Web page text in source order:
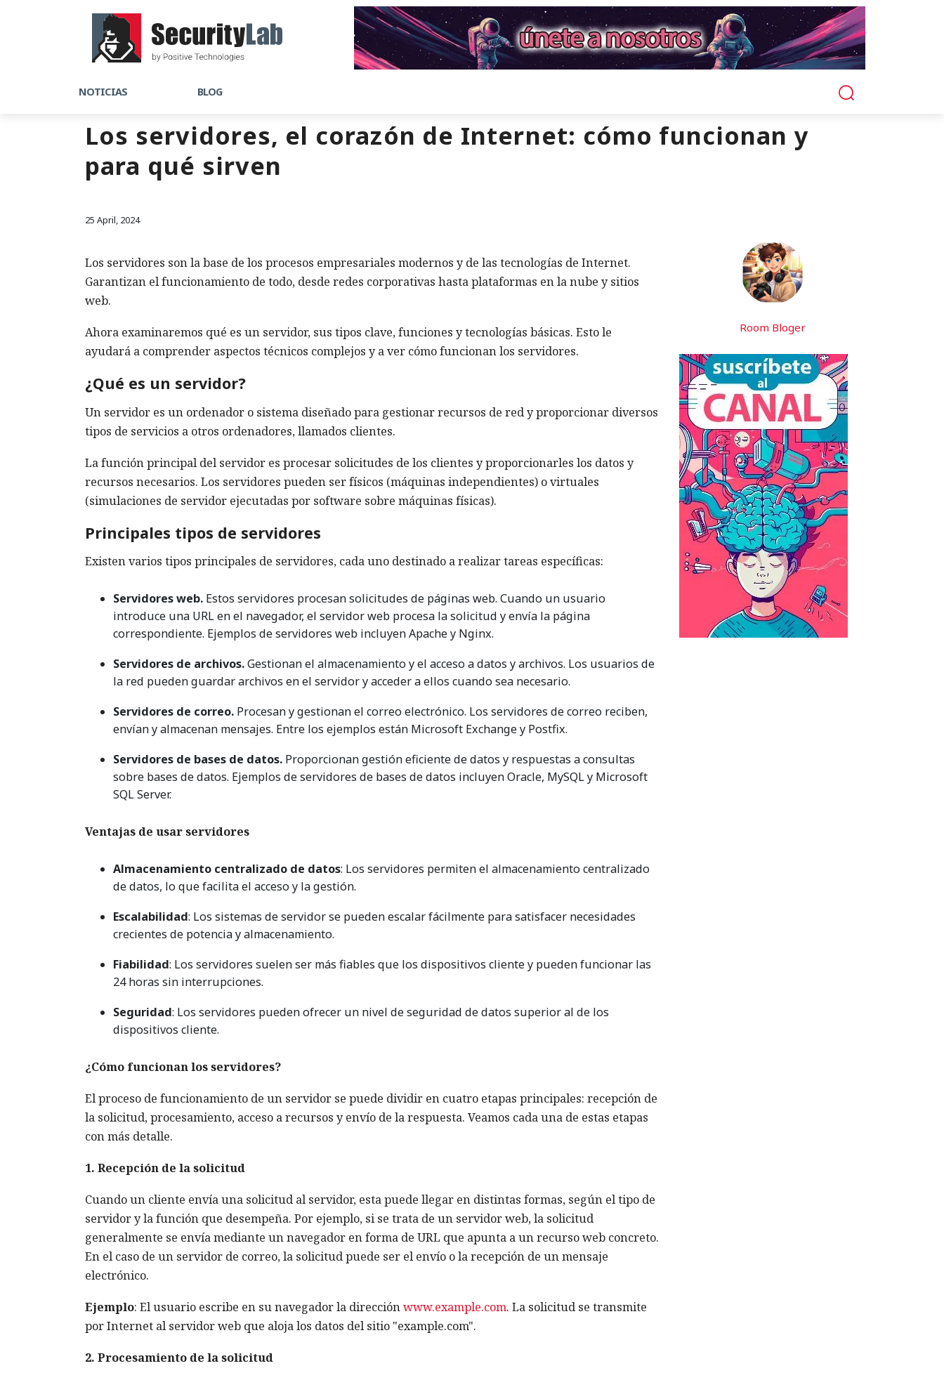
NOTICIAS BLOG
Los servidores, el corazón de Internet: cómo funcionan y
para qué sirven
25 April, 2024
Los servidores son la base de los procesos empresariales modernos y de las tecnologías de Internet.
Garantizan el funcionamiento de todo, desde redes corporativas hasta plataformas en la nube y sitios
web.
Ahora examinaremos qué es un servidor, sus tipos clave, funciones y tecnologías básicas. Esto le
ayudará a comprender aspectos técnicos complejos y a ver cómo funcionan los servidores.
¿Qué es un servidor?
Un servidor es un ordenador o sistema diseñado para gestionar recursos de red y proporcionar diversos
tipos de servicios a otros ordenadores, llamados clientes.
La función principal del servidor es procesar solicitudes de los clientes y proporcionarles los datos y
recursos necesarios. Los servidores pueden ser físicos (máquinas independientes) o virtuales
(simulaciones de servidor ejecutadas por software sobre máquinas físicas).
Principales tipos de servidores
Existen varios tipos principales de servidores, cada uno destinado a realizar tareas específicas:
Servidores web. Estos servidores procesan solicitudes de páginas web. Cuando un usuario
introduce una URL en el navegador, el servidor web procesa la solicitud y envía la página
correspondiente. Ejemplos de servidores web incluyen Apache y Nginx.
Servidores de archivos.Gestionan el almacenamiento y el acceso a datos y archivos. Los usuarios de
la red pueden guardar archivos en el servidor y acceder a ellos cuando sea necesario.
Servidores de correo. Procesan y gestionan el correo electrónico. Los servidores de correo reciben,
envían y almacenan mensajes. Entre los ejemplos están Microsoft Exchange y Postfix.
Servidores de bases de datos. Proporcionan gestión eficiente de datos y respuestas a consultas
sobre bases de datos. Ejemplos de servidores de bases de datos incluyen Oracle, MySQL y Microsoft
SQL Server.
Ventajas de usar servidores
Almacenamiento centralizado de datos: Los servidores permiten el almacenamiento centralizado
de datos, lo que facilita el acceso y la gestión.
Escalabilidad: Los sistemas de servidor se pueden escalar fácilmente para satisfacer necesidades
crecientes de potencia y almacenamiento.
Fiabilidad: Los servidores suelen ser más fiables que los dispositivos cliente y pueden funcionar las
24 horas sin interrupciones.
Seguridad: Los servidores pueden ofrecer un nivel de seguridad de datos superior al de los
dispositivos cliente.
¿Cómo funcionan los servidores?
El proceso de funcionamiento de un servidor se puede dividir en cuatro etapas principales: recepción de
la solicitud, procesamiento, acceso a recursos y envío de la respuesta. Veamos cada una de estas etapas
con más detalle.
1. Recepción de la solicitud
Cuando un cliente envía una solicitud al servidor, esta puede llegar en distintas formas, según el tipo de
servidor y la función que desempeña. Por ejemplo, si se trata de un servidor web, la solicitud
generalmente se envía mediante un navegador en forma de URL que apunta a un recurso web concreto.
En el caso de un servidor de correo, la solicitud puede ser el envío o la recepción de un mensaje
electrónico.
Ejemplo: El usuario escribe en su navegador la direcciónwww.example.com. La solicitud se transmite
por Internet al servidor web que aloja los datos del sitio "example.com".
2. Procesamiento de la solicitud
Room Bloger